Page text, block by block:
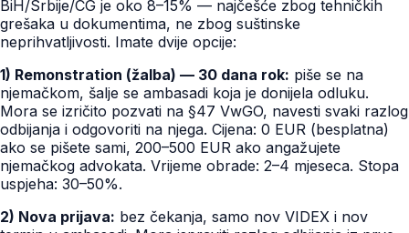
BiH/Srbije/CG je oko 8–15% — najčešće zbog tehničkih
grešaka u dokumentima, ne zbog suštinske
neprihvatljivosti. Imate dvije opcije:
1) Remonstration (žalba) — 30 dana rok: piše se na
njemačkom, šalje se ambasadi koja je donijela odluku.
Mora se izričito pozvati na §47 VwGO, navesti svaki razlog
odbijanja i odgovoriti na njega. Cijena: 0 EUR (besplatna)
ako se pišete sami, 200–500 EUR ako angažujete
njemačkog advokata. Vrijeme obrade: 2–4 mjeseca. Stopa
uspjeha: 30–50%.
2) Nova prijava: bez čekanja, samo nov VIDEX i nov